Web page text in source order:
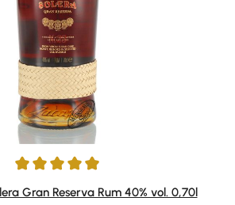
von 4.88 von 5 Sternen
Gran Reserva Rum 40% vol. 0,70l